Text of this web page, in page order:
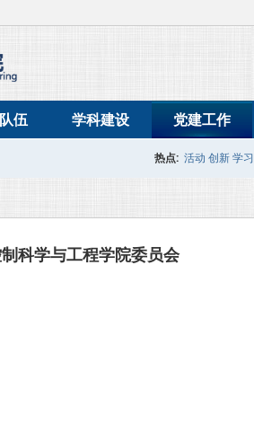
伍 学科建设 党建工作
热点: 活动 创新学习
科学与工程学院委员会